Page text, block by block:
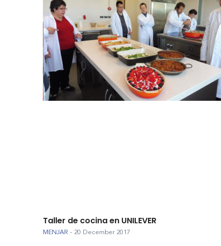
Taller de cocina en UNILEVER
MENJAR - 20 December 2017